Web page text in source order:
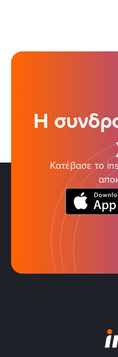
Η
Κατέβασε το